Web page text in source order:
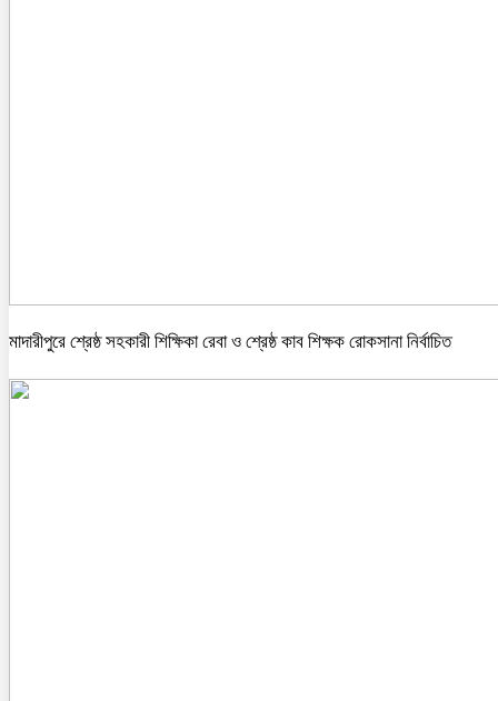
মাদারীপুরে শ্রেষ্ঠ সহকারী শিক্ষিকা রেবা ও শ্রেষ্ঠ কাব শিক্ষক রোকসানা নির্বাচিত